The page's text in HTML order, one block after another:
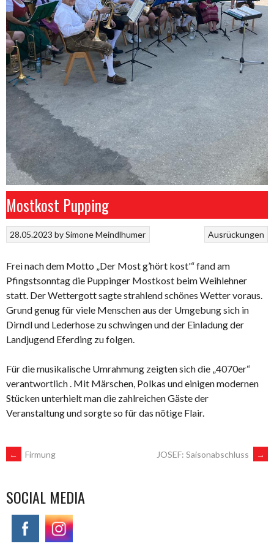
Mostkost Pupping
Ausrückungen
28.05.2023 bySimone Meindlhumer
Frei nach dem Motto „Der Most g’hört kost'“ fand am
Pfingstsonntag die Puppinger Mostkost beim Weihlehner
statt. Der Wettergott sagte strahlend schönes Wetter voraus.
Grund genug für viele Menschen aus der Umgebung sich in
Dirndl und Lederhose zu schwingen und der Einladung der
Landjugend Eferding zu folgen.
Für die musikalische Umrahmung zeigten sich die „4070er“
verantwortlich . Mit Märschen, Polkas und einigen modernen
Stücken unterhielt man die zahlreichen Gäste der
Veranstaltung und sorgte so für das nötige Flair.
POST
NAVIGATION
← Firmung JOSEF: Saisonabschluss →
SOCIAL MEDIA